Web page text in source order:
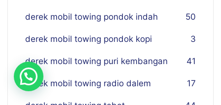
derek mobil towing pondok indah 50
derek mobil towing pondok kopi 3
derek mobil towing puri kembangan 41
derek mobil towing radio dalem 17